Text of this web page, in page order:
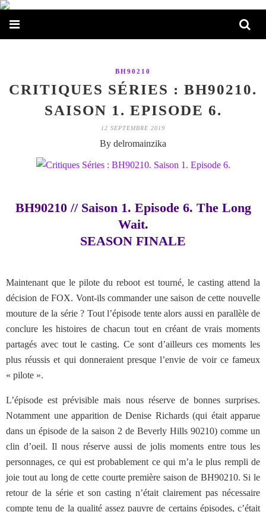
BH90210
CRITIQUES SÉRIES : BH90210.
SAISON 1. EPISODE 6.
12 SEPTEMBRE 2019
By delromainzika
BH90210 // Saison 1. Episode 6. The Long
Wait.
SEASON FINALE
Maintenant que le pilote du reboot est tourné, le casting attend la
décision de FOX. Vont-ils commander une saison de cette nouvelle
mouture de la série ? Tout l’épisode tente alors aussi en parallèle de
conclure les histoires de chacun tout en créant de vrais moments
partagés avec tout le casting. Ce sont d’ailleurs ces moments les
plus réussis et qui donneraient presque l’envie de voir ce fameux
« pilote ».
L’épisode est prévisible mais nous réserve de bonnes surprises.
Notamment une apparition de Denise Richards (qui était apparue
dans un épisode de la saison 2 de Beverly Hills 90210) comme un
clin d’oeil. Il nous réserve aussi de jolis moments entre tous les
personnages, ce qui est probablement ce qui m’a le plus rempli de
joie tout au long de cette courte première saison de BH90210. Si le
retour de la série et son casting n’était clairement pas nécessaire
compte tenu de la qualité assez pauvre de certains épisodes, c’était